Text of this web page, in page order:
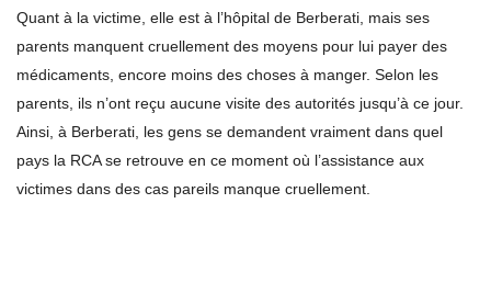
Quant à la victime, elle est à l’hôpital de Berberati, mais ses
parents manquent cruellement des moyens pour lui payer des
médicaments, encore moins des choses à manger. Selon les
parents, ils n’ont reçu aucune visite des autorités jusqu’à ce jour.
Ainsi, à Berberati, les gens se demandent vraiment dans quel
pays la RCA se retrouve en ce moment où l’assistance aux
victimes dans des cas pareils manque cruellement.